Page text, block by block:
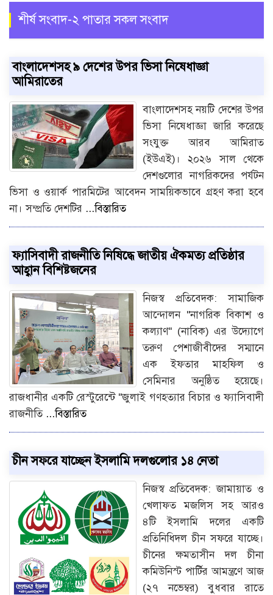
শীর্ষ সংবাদ-২ পাতার সকল সংবাদ
বাংলাদেশসহ ৯ দেশের উপর ভিসা নিষেধাজ্ঞা
আমিরাতের
বাংলাদেশসহ নয়টি দেশের উপর
ভিসা নিষেধাজ্ঞা জারি করেছে
সংযুক্ত আরব আমিরাত
(ইউএই)। ২০২৬ সাল থেকে
দেশগুলোর নাগরিকদের পর্যটন
ভিসা ও ওয়ার্ক পারমিটের আবেদন সাময়িকভাবে গ্রহণ করা হবে
না। সম্প্রতি দেশটির ...বিস্তারিত
ফ্যাসিবাদী রাজনীতি নিষিদ্ধে জাতীয় ঐকমত্য প্রতিষ্ঠার
আহ্বান বিশিষ্টজনের
নিজস্ব প্রতিবেদক: সামাজিক
আন্দোলন "নাগরিক বিকাশ ও
কল্যাণ" (নাবিক) এর উদ্যোগে
তরুণ পেশাজীবীদের সম্মানে
এক ইফতার মাহফিল ও
সেমিনার অনুষ্ঠিত হয়েছে।
রাজধানীর একটি রেস্টুরেন্টে "জুলাই গণহত্যার বিচার ও ফ্যাসিবাদী
রাজনীতি ...বিস্তারিত
চীন সফরে যাচ্ছেন ইসলামি দলগুলোর ১৪ নেতা
নিজস্ব প্রতিবেদক: জামায়াত ও
খেলাফত মজলিস সহ আরও
৪টি ইসলামি দলের একটি
প্রতিনিধিদল চীন সফরে যাচ্ছে।
চীনের ক্ষমতাসীন দল চীনা
কমিউনিস্ট পার্টির আমন্ত্রণে আজ
(২৭ নভেম্বর) বুধবার রাতে